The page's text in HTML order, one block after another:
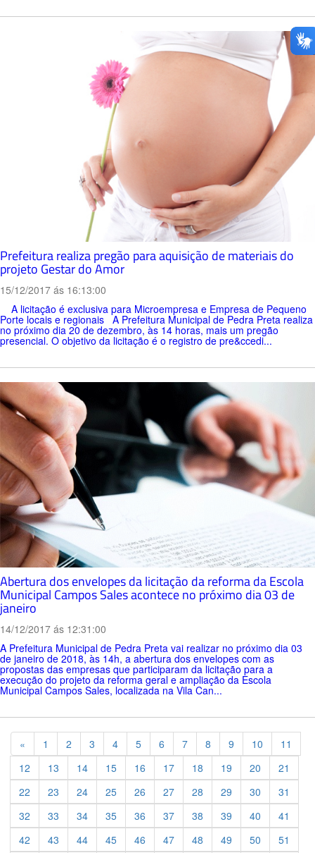
Prefeitura realiza pregão para aquisição de materiais do
projeto Gestar do Amor
15/12/2017 ás 16:13:00
A licitação é exclusiva para Microempresa e Empresa de Pequeno
Porte locais e regionais A Prefeitura Municipal de Pedra Preta realiza
no próximo dia 20 de dezembro, às 14 horas, mais um pregão
presencial. O objetivo da licitação é o registro de pre&ccedi...
Abertura dos envelopes da licitação da reforma da Escola
Municipal Campos Sales acontece no próximo dia 03 de
janeiro
14/12/2017 ás 12:31:00
A Prefeitura Municipal de Pedra Preta vai realizar no próximo dia 03
de janeiro de 2018, às 14h, a abertura dos envelopes com as
propostas das empresas que participaram da licitação para a
execução do projeto da reforma geral e ampliação da Escola
Municipal Campos Sales, localizada na Vila Can...
« Previous
1 2 3 4 5 6 7 8 9 10
11
12
13 14 15 16 17 18 19 20
21
22
23 24 25 26 27 28 29 30
31
32
33 34 35 36 37 38 39 40
41
42
43 44 45 46 47 48 49 50 51